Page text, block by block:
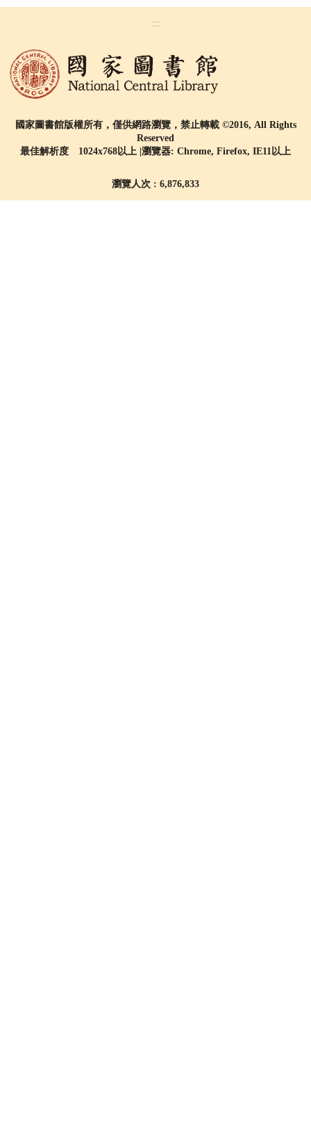
:::
國家圖書館版權所有，僅供網路瀏覽，禁止轉載 ©2016, All Rights
Reserved
最佳解析度 1024x768以上 |瀏覽器: Chrome, Firefox, IE11以上
瀏覽人次 : 6,876,833